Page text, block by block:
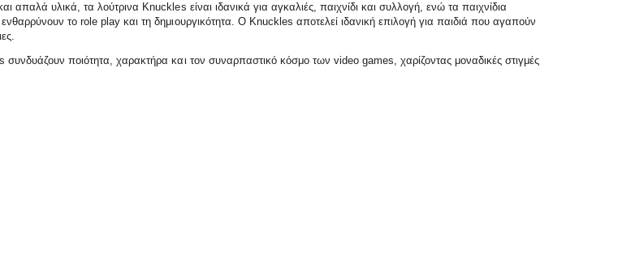
απαλά υλικά, τα λούτρινα Knuckles είναι ιδανικά για αγκαλιές, παιχνίδι και συλλογή, ενώ τα παιχνίδια
το role play και τη δημιουργικότητα. Ο Knuckles αποτελεί ιδανική επιλογή για παιδιά που αγαπούν
συνδυάζουν ποιότητα, χαρακτήρα και τον συναρπαστικό κόσμο των video games, χαρίζοντας μοναδικές στιγμές